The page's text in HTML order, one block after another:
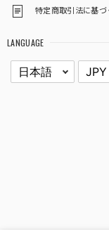
特定商取引法に基づ
LANGUAGE